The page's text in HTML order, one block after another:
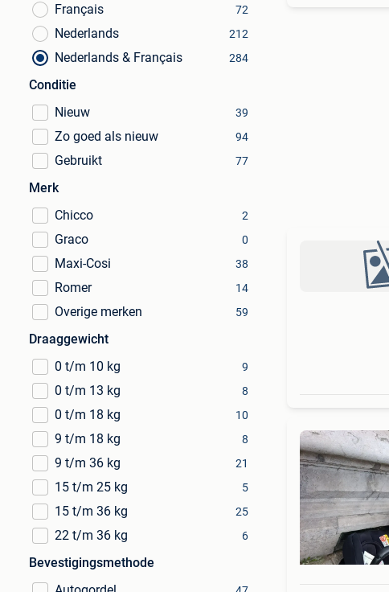
Français
72
Nederlands 212
Nederlands & Français 284
Conditie
Nieuw
39
Zo goed als nieuw 94
Gebruikt 77
Merk
Chicco
2
Graco 0
Maxi-Cosi 38
Romer 14
Overige merken 59
Draaggewicht
0 t/m 10 kg
9
0 t/m 13 kg 8
0 t/m 18 kg 10
9 t/m 18 kg 8
9 t/m 36 kg 21
15 t/m 25 kg 5
15 t/m 36 kg 25
22 t/m 36 kg 6
Bevestigingsmethode